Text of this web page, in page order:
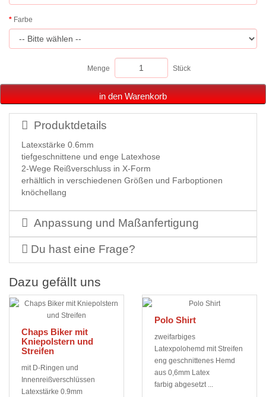
Farbe
Menge Stück
in den Warenkorb
Produktdetails
Latexstärke 0.6mm
tiefgeschnittene und enge Latexhose
2-Wege Reißverschluss in X-Form
erhältlich in verschiedenen Größen und Farboptionen
knöchellang
Anpassung und Maßanfertigung
Du hast eine Frage?
Dazu gefällt uns
Chaps Biker mit
Kniepolstern und
Streifen
mit D-Ringen und
Innenreißverschlüssen
Latexstärke 0.9mm
Polo Shirt
zweifarbiges
Latexpolohemd mit Streifen
eng geschnittenes Hemd
aus 0,6mm Latex
farbig abgesetzt ...